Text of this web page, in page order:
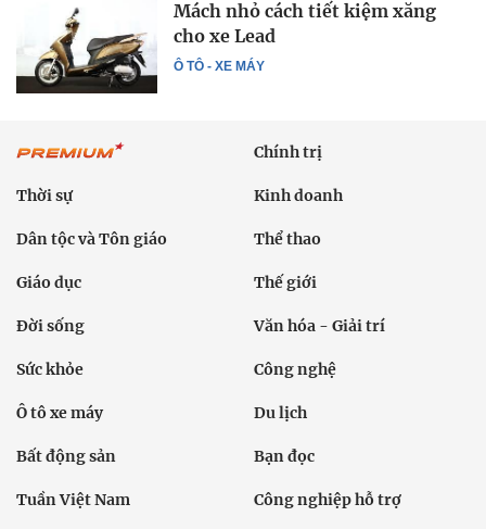
Ô TÔ - XE MÁY
Mách nhỏ cách tiết kiệm xăng
cho xe Lead
Chính trị
Thời sự Kinh doanh
Dân tộc và Tôn giáo Thể thao
Giáo dục Thế giới
Đời sống Văn hóa - Giải trí
Sức khỏe Công nghệ
Ô tô xe máy Du lịch
Bất động sản Bạn đọc
Tuần Việt Nam Công nghiệp hỗ trợ